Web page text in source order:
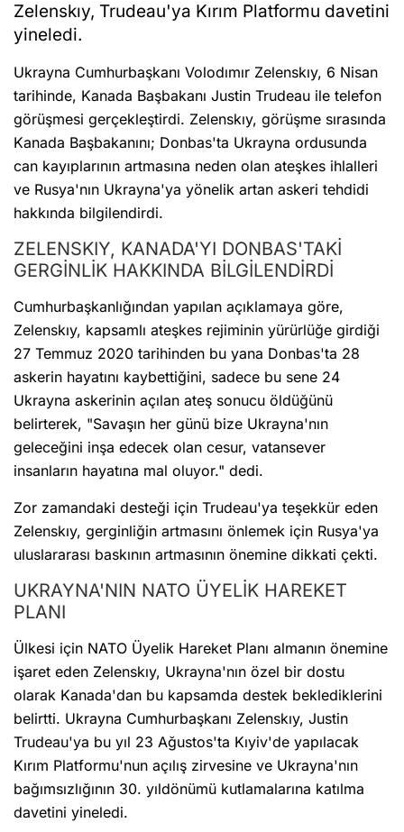
Zelenskıy, Trudeau'ya Kırım Platformu davetini
yineledi.
Ukrayna Cumhurbaşkanı Volodımır Zelenskıy, 6 Nisan
tarihinde, Kanada Başbakanı Justin Trudeau ile telefon
görüşmesi gerçekleştirdi. Zelenskıy, görüşme sırasında
Kanada Başbakanını; Donbas'ta Ukrayna ordusunda
can kayıplarının artmasına neden olan ateşkes ihlalleri
ve Rusya'nın Ukrayna'ya yönelik artan askeri tehdidi
hakkında bilgilendirdi.
ZELENSKIY, KANADA'YI DONBAS'TAKİ
GERGİNLİK HAKKINDA BİLGİLENDİRDİ
Cumhurbaşkanlığından yapılan açıklamaya göre,
Zelenskıy, kapsamlı ateşkes rejiminin yürürlüğe girdiği
27 Temmuz 2020 tarihinden bu yana Donbas'ta 28
askerin hayatını kaybettiğini, sadece bu sene 24
Ukrayna askerinin açılan ateş sonucu öldüğünü
belirterek, "Savaşın her günü bize Ukrayna'nın
geleceğini inşa edecek olan cesur, vatansever
insanların hayatına mal oluyor." dedi.
Zor zamandaki desteği için Trudeau'ya teşekkür eden
Zelenskıy, gerginliğin artmasını önlemek için Rusya'ya
uluslararası baskının artmasının önemine dikkati çekti.
UKRAYNA'NIN NATO ÜYELİK HAREKET
PLANI
Ülkesi için NATO Üyelik Hareket Planı almanın önemine
işaret eden Zelenskıy, Ukrayna'nın özel bir dostu
olarak Kanada'dan bu kapsamda destek beklediklerini
belirtti. Ukrayna Cumhurbaşkanı Zelenskıy, Justin
Trudeau'ya bu yıl 23 Ağustos'ta Kıyiv'de yapılacak
Kırım Platformu'nun açılış zirvesine ve Ukrayna'nın
bağımsızlığının 30. yıldönümü kutlamalarına katılma
davetini yineledi.